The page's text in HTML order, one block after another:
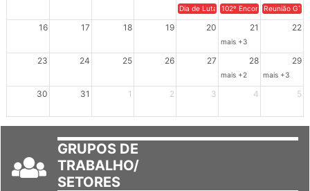
Dia de Luta em Defesa de Cuba e da
102º Encontro da
Reunião
16 17 18 19 20 21 22
mais +3
23 24 25 26 27 28 29
mais +2 mais +3
30 31 1 2 3 4 5
GRUPOS DE
TRABALHO/
SETORES